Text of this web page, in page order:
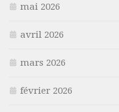
mai 2026
avril 2026
mars 2026
février 2026